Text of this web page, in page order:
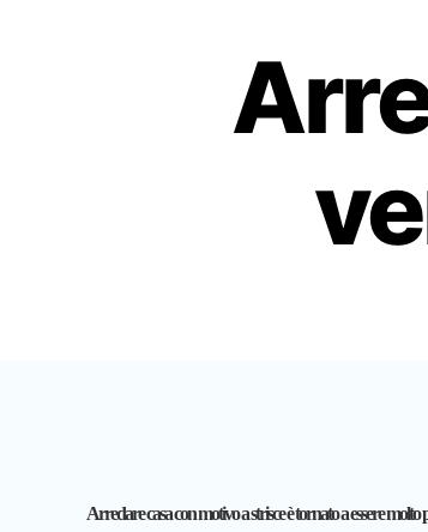
Arredare casa con motivo a strisce è tornato a essere